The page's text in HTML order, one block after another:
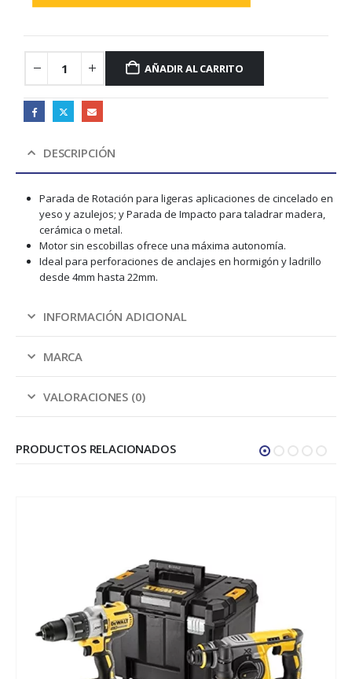
AÑADIR AL CARRITO
DESCRIPCIÓN
Parada de Rotación para ligeras aplicaciones de cincelado en
yeso y azulejos; y Parada de Impacto para taladrar madera,
cerámica o metal.
Motor sin escobillas ofrece una máxima autonomía.
Ideal para perforaciones de anclajes en hormigón y ladrillo
desde 4mm hasta 22mm.
INFORMACIÓN ADICIONAL
MARCA
VALORACIONES (0)
PRODUCTOS RELACIONADOS